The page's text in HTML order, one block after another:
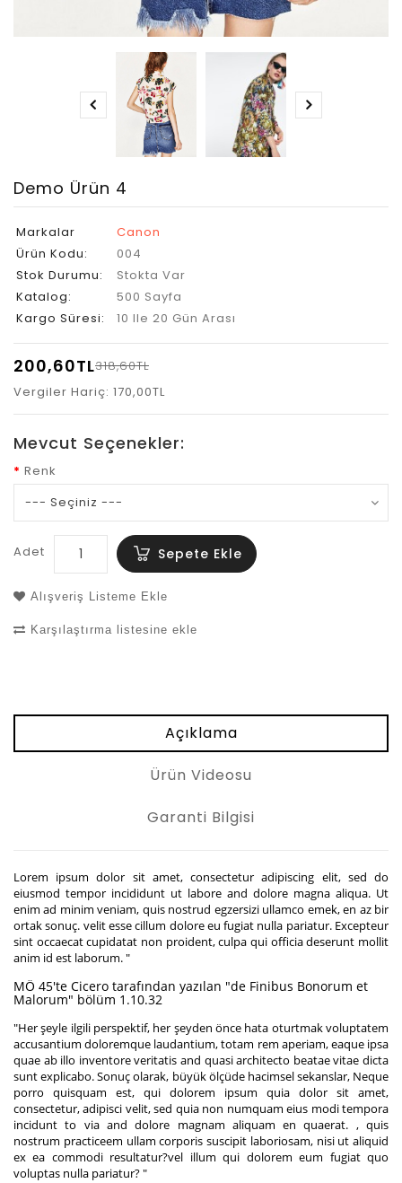
Demo Ürün 4
Markalar
Canon
Ürün Kodu:
004
Stok Durumu:
Stokta Var
Katalog:
500 Sayfa
Kargo Süresi:
10 Ile 20 Gün Arası
200,60TL318,60TL
Vergiler Hariç: 170,00TL
Mevcut Seçenekler:
Renk
Adet Sepete Ekle
Alışveriş Listeme Ekle
Karşılaştırma listesine ekle
Açıklama
Ürün Videosu
Garanti Bilgisi
Lorem ipsum dolor sit amet, consectetur adipiscing elit, sed do
eiusmod tempor incididunt ut labore and dolore magna aliqua. Ut
enim ad minim veniam, quis nostrud egzersizi ullamco emek, en az bir
ortak sonuç. velit esse cillum dolore eu fugiat nulla pariatur. Excepteur
sint occaecat cupidatat non proident, culpa qui officia deserunt mollit
anim id est laborum. "
MÖ 45'te Cicero tarafından yazılan "de Finibus Bonorum et
Malorum" bölüm 1.10.32
"Her şeyle ilgili perspektif, her şeyden önce hata oturtmak voluptatem
accusantium doloremque laudantium, totam rem aperiam, eaque ipsa
quae ab illo inventore veritatis and quasi architecto beatae vitae dicta
sunt explicabo. Sonuç olarak, büyük ölçüde hacimsel sekanslar, Neque
porro quisquam est, qui dolorem ipsum quia dolor sit amet,
consectetur, adipisci velit, sed quia non numquam eius modi tempora
incidunt to via and dolore magnam aliquam en quaerat. , quis
nostrum practiceem ullam corporis suscipit laboriosam, nisi ut aliquid
ex ea commodi resultatur?vel illum qui dolorem eum fugiat quo
voluptas nulla pariatur? "